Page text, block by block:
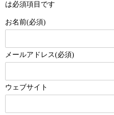
は必須項目です
お名前(必須)
メールアドレス(必須)
ウェブサイト